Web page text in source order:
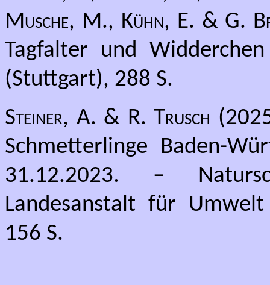
Musche, M., Kühn, E. & G.
Tagfalter und
(Stuttgart), 288 S.
Steiner, A. & R. Trusch
Schmetterlinge Baden-
31.12.2023. –
Landesanstalt für
156 S.